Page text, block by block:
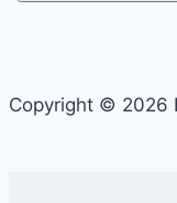
Copyright © 2026